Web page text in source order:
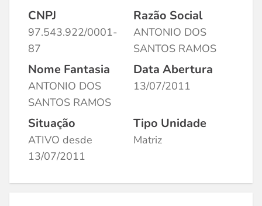
CNPJ
97.543.922/0001-
87
Razão Social
ANTONIO DOS
SANTOS RAMOS
Nome Fantasia
ANTONIO DOS
SANTOS RAMOS
Data Abertura
13/07/2011
Situação
ATIVO desde
13/07/2011
Tipo Unidade
Matriz